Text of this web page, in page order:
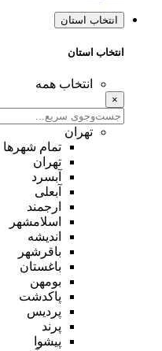
انتخاب استان
انتخاب استان
انتخاب همه
×
تهران
تمام شهر‌ها
تهران
آبسرد
آبعلی
ارجمند
اسلامشهر
اندیشه
باقرشهر
باغستان
بومهن
پاکدشت
پردیس
پرند
پیشوا